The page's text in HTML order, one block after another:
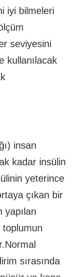
iyi bilmeleri
seviyesini
kullanılacak
insan
kadar insülin
yeterince
çıkan bir
yapılan
toplumun
sırasında